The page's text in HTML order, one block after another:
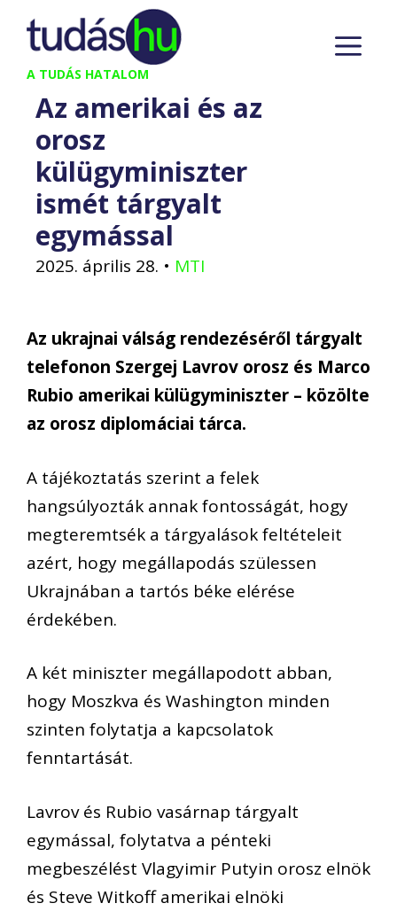
Kilépés
tartalomba
A TUDÁS HATALOM
Az amerikai és az
orosz
külügyminiszter
ismét tárgyalt
egymással
2025. április 28. • MTI
Az ukrajnai válság rendezéséről tárgyalt
telefonon Szergej Lavrov orosz és Marco
Rubio amerikai külügyminiszter – közölte
az orosz diplomáciai tárca.
A tájékoztatás szerint a felek
hangsúlyozták annak fontosságát, hogy
megteremtsék a tárgyalások feltételeit
azért, hogy megállapodás szülessen
Ukrajnában a tartós béke elérése
érdekében.
A két miniszter megállapodott abban,
hogy Moszkva és Washington minden
szinten folytatja a kapcsolatok
fenntartását.
Lavrov és Rubio vasárnap tárgyalt
egymással, folytatva a pénteki
megbeszélést Vlagyimir Putyin orosz elnök
és Steve Witkoff amerikai elnöki